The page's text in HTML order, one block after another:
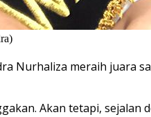
Nurhaliza meraih juara
Akan tetapi, sejalan